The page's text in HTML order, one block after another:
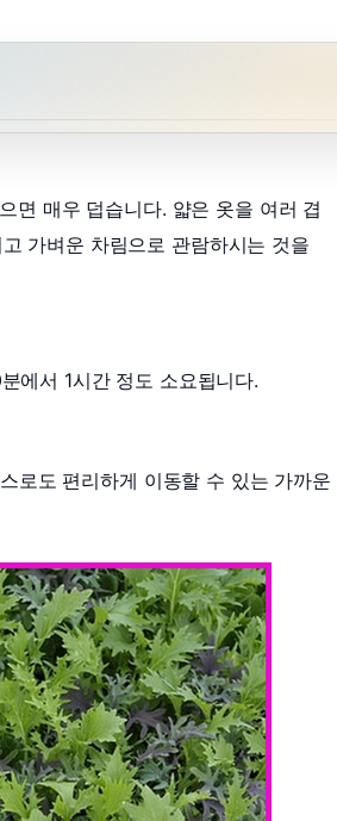
면 매우 덥습니다. 얇은 옷을 여러 겹
가벼운 차림으로 관람하시는 것을
에서 1시간 정도 소요됩니다.
로도 편리하게 이동할 수 있는 가까운